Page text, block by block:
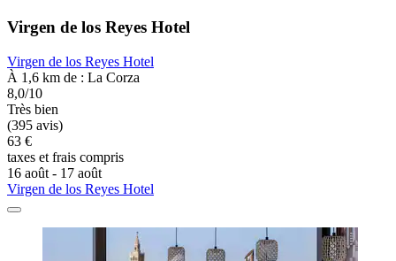
Virgen de los Reyes Hotel
Virgen de los Reyes Hotel
À 1,6 km de : La Corza
8,0/10
Très bien
(395 avis)
63 €
taxes et frais compris
16 août - 17 août
Virgen de los Reyes Hotel